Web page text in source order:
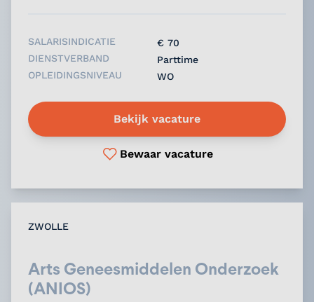
SALARISINDICATIE
€ 70
DIENSTVERBAND
Parttime
OPLEIDINGSNIVEAU
WO
Bekijk vacature
Bewaar vacature
ZWOLLE
Arts Geneesmiddelen Onderzoek
(ANIOS)